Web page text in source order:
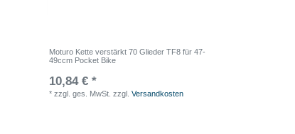
Moturo Kette verstärkt 70 Glieder TF8 für 47-
49ccm Pocket Bike
10,84 € *
*zzgl. ges. MwSt. zzgl.Versandkosten